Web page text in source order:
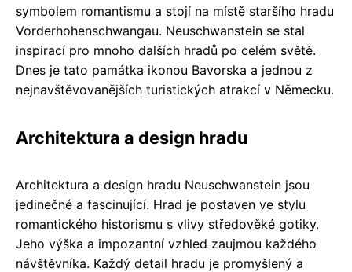
symbolem romantismu a stojí na místě staršího hradu
Vorderhohenschwangau. Neuschwanstein se stal
inspirací pro mnoho dalších hradů po celém světě.
Dnes je tato památka ikonou Bavorska a jednou z
nejnavštěvovanějších turistických atrakcí v Německu.
Architektura a design hradu
Architektura a design hradu Neuschwanstein jsou
jedinečné a fascinující. Hrad je postaven ve stylu
romantického historismu s vlivy středověké gotiky.
Jeho výška a impozantní vzhled zaujmou každého
návštěvníka. Každý detail hradu je promyšlený a